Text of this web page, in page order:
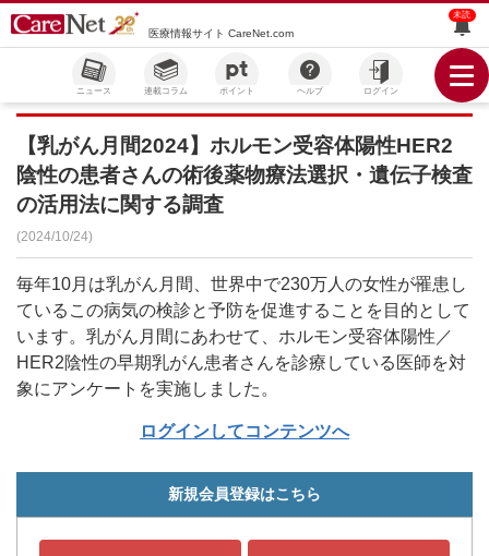
医療情報サイト CareNet.com
未読
ニュース 連載コラム ポイント ヘルプ ログイン
【乳がん月間2024】ホルモン受容体陽性HER2
陰性の患者さんの術後薬物療法選択・遺伝子検査
の活用法に関する調査
(2024/10/24)
毎年10月は乳がん月間、世界中で230万人の女性が罹患し
ているこの病気の検診と予防を促進することを目的として
います。乳がん月間にあわせて、ホルモン受容体陽性／
HER2陰性の早期乳がん患者さんを診療している医師を対
象にアンケートを実施しました。
ログインしてコンテンツへ
新規会員登録はこちら